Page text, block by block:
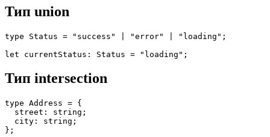
Тип union
type Status = "success" | "error" | "loading";
let currentStatus: Status = "loading";
Тип intersection
type Address = {
  street: string;
  city: string;
};